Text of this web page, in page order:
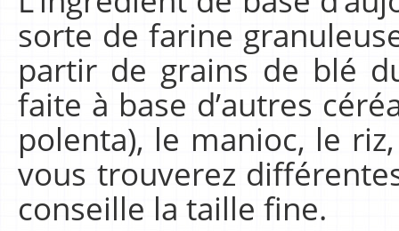
sorte de farine
partir de grains de blé
faite à base d’autres
polenta), le manioc, le
vous trouverez
conseille la taille fine.